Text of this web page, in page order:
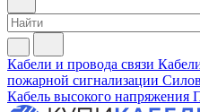
Кабели и провода связи
пожарной сигнализации
Кабель высокого напряжения